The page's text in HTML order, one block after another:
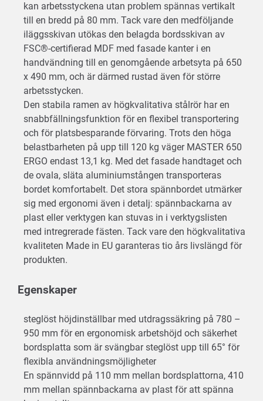
kan arbetsstyckena utan problem spännas vertikalt
till en bredd på 80 mm. Tack vare den medföljande
iläggsskivan utökas den belagda bordsskivan av
FSC®-certifierad MDF med fasade kanter i en
handvändning till en genomgående arbetsyta på 650
x 490 mm, och är därmed rustad även för större
arbetsstycken.
Den stabila ramen av högkvalitativa stålrör har en
snabbfällningsfunktion för en flexibel transportering
och för platsbesparande förvaring. Trots den höga
belastbarheten på upp till 120 kg väger MASTER 650
ERGO endast 13,1 kg. Med det fasade handtaget och
de ovala, släta aluminiumstången transporteras
bordet komfortabelt. Det stora spännbordet utmärker
sig med ergonomi även i detalj: spännbackarna av
plast eller verktygen kan stuvas in i verktygslisten
med intregrerade fästen. Tack vare den högkvalitativa
kvaliteten Made in EU garanteras tio års livslängd för
produkten.
Egenskaper
steglöst höjdinställbar med utdragssäkring på 780 –
950 mm för en ergonomisk arbetshöjd och säkerhet
bordsplatta som är svängbar steglöst upp till 65° för
flexibla användningsmöjligheter
En spännvidd på 110 mm mellan bordsplattorna, 410
mm mellan spännbackarna av plast för att spänna